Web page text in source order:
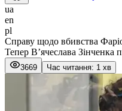
ua
en
pl
Справу щодо вбивства
Тепер В’ячеслава Зінченка
3669 Час читання: 1 хв